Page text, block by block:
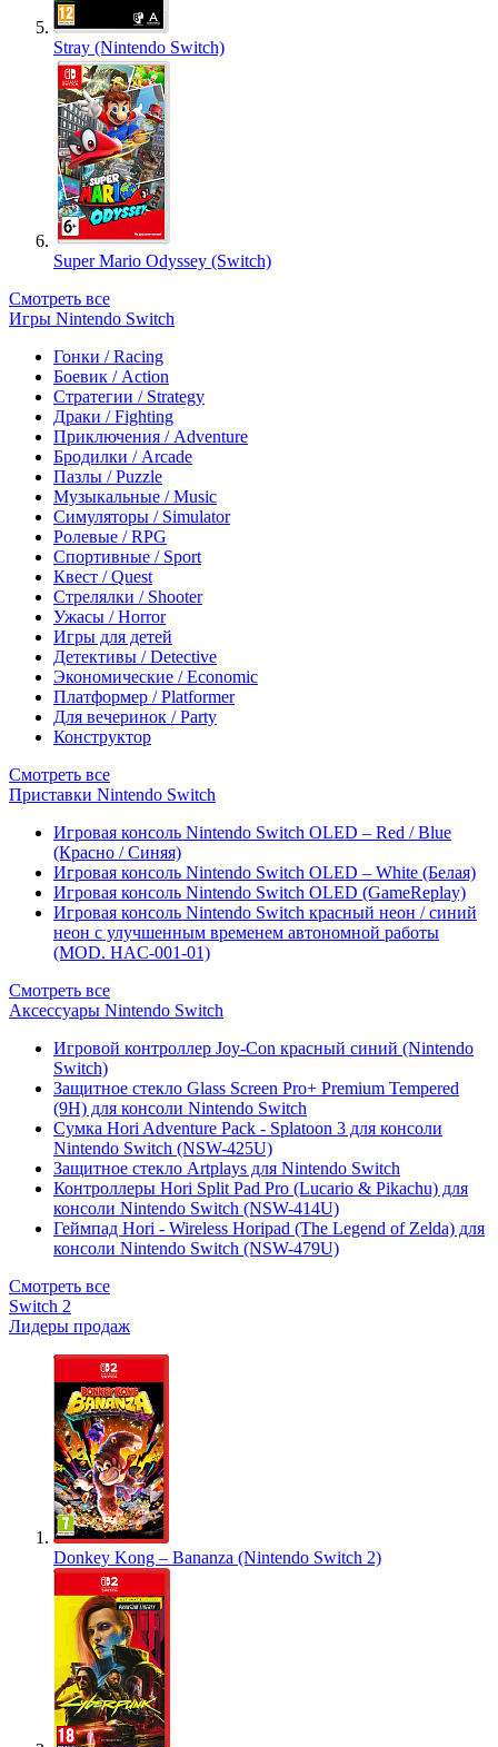
Stray (Nintendo Switch)
Super Mario Odyssey (Switch)
Смотреть все
Игры Nintendo Switch
Гонки / Racing
Боевик / Action
Стратегии / Strategy
Драки / Fighting
Приключения / Adventure
Бродилки / Arcade
Пазлы / Puzzle
Музыкальные / Music
Симуляторы / Simulator
Ролевые / RPG
Спортивные / Sport
Квест / Quest
Стрелялки / Shooter
Ужасы / Horror
Игры для детей
Детективы / Detective
Экономические / Economic
Платформер / Platformer
Для вечеринок / Party
Конструктор
Смотреть все
Приставки Nintendo Switch
Игровая консоль Nintendo Switch OLED – Red / Blue
(Красно / Синяя)
Игровая консоль Nintendo Switch OLED – White (Белая)
Игровая консоль Nintendo Switch OLED (GameReplay)
Игровая консоль Nintendo Switch красный неон / синий
неон с улучшенным временем автономной работы
(MOD. HAC-001-01)
Смотреть все
Аксессуары Nintendo Switch
Игровой контроллер Joy-Con красный синий (Nintendo
Switch)
Защитное стекло Glass Screen Pro+ Premium Tempered
(9H) для консоли Nintendo Switch
Сумка Hori Adventure Pack - Splatoon 3 для консоли
Nintendo Switch (NSW-425U)
Защитное стекло Artplays для Nintendo Switch
Контроллеры Hori Split Pad Pro (Lucario & Pikachu) для
консоли Nintendo Switch (NSW-414U)
Геймпад Hori - Wireless Horipad (The Legend of Zelda) для
консоли Nintendo Switch (NSW-479U)
Смотреть все
Switch 2
Лидеры продаж
Donkey Kong – Bananza (Nintendo Switch 2)